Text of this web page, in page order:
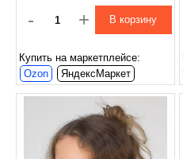
- + В корзину
Купить на маркетплейсе:
Ozon
ЯндексМаркет